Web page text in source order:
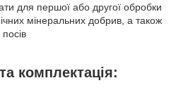
для першої або другої обробки
мінеральних добрив, а також
комплектація: